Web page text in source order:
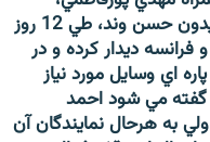
مسيح سليم بهرامي، علي نظري و فريدون حسن وند، طي 12 روز
فرانسه ديدار كرده و در
اي وسايل مورد نياز
گفته مي شود احمد
به هرحال نمايندگان آن